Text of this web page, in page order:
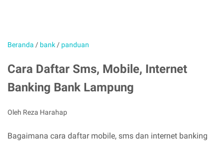
Beranda / bank / panduan
Cara Daftar Sms, Mobile, Internet
Banking Bank Lampung
Oleh Reza Harahap
Bagaimana cara daftar mobile, sms dan internet banking